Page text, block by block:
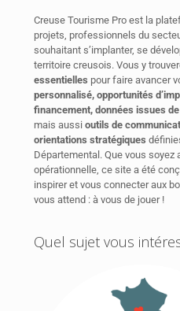
Creuse Tourisme Pro est la
projets, professionnels du
souhaitant s’implanter, se
territoire creusois. Vous y
essentielles pour faire avancer
personnalisé, opportunités
financement, données issues
mais aussi outils de
orientations stratégiques
Départemental. Que vous soyez
opérationnelle, ce site a été
inspirer et vous connecter aux
vous attend : à vous de jouer !
Quel sujet vous